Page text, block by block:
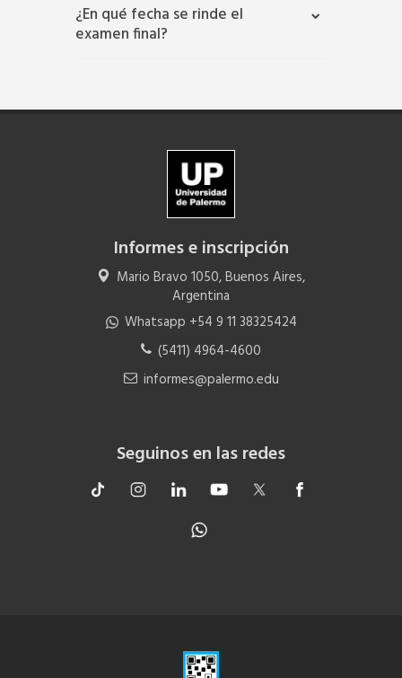
¿En qué fecha se rinde el
examen final?
Informes e inscripción
Mario Bravo 1050, Buenos Aires,
Argentina
Whatsapp +54 9 11 38325424
(5411) 4964-4600
informes@palermo.edu
Seguinos en las redes